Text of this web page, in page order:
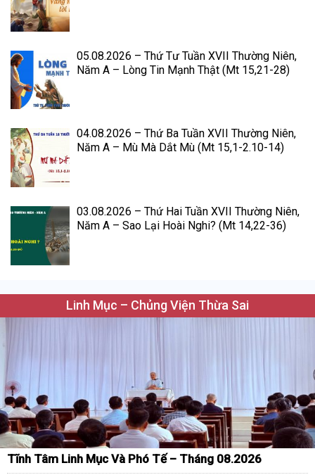
05.08.2026 – Thứ Tư Tuần XVII Thường Niên,
Năm A – Lòng Tin Mạnh Thật (Mt 15,21-28)
04.08.2026 – Thứ Ba Tuần XVII Thường Niên,
Năm A – Mù Mà Dắt Mù (Mt 15,1-2.10-14)
03.08.2026 – Thứ Hai Tuần XVII Thường Niên,
Năm A – Sao Lại Hoài Nghi? (Mt 14,22-36)
Linh Mục – Chủng Viện Thừa Sai
Tĩnh Tâm Linh Mục Và Phó Tế – Tháng 08.2026